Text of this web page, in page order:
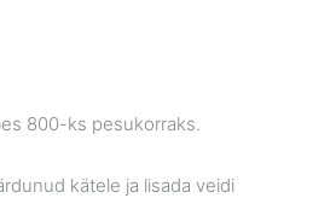
800-ks pesukorraks.
kätele ja lisada veidi